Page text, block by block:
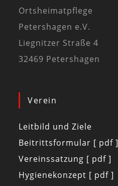
Ortsheimatpflege
Petershagen e.V.
Liegnitzer Straße 4
32469 Petershagen
Verein
Leitbild und Ziele
Beitrittsformular [ pdf ]
Vereinssatzung [ pdf ]
Hygienekonzept [ pdf ]